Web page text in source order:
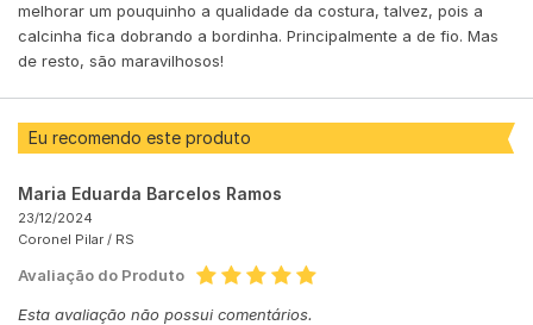
melhorar um pouquinho a qualidade da costura, talvez, pois a
calcinha fica dobrando a bordinha. Principalmente a de fio. Mas
de resto, são maravilhosos!
Eu recomendo este produto
Maria Eduarda Barcelos Ramos
23/12/2024
Coronel Pilar / RS
Avaliação do Produto
Esta avaliação não possui comentários.